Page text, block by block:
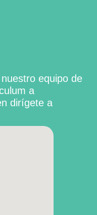
equipo de
a
dirígete a